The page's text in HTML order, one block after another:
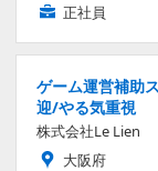
正社員
ゲーム運営補助
迎/やる気重視
株式会社Le Lien
大阪府